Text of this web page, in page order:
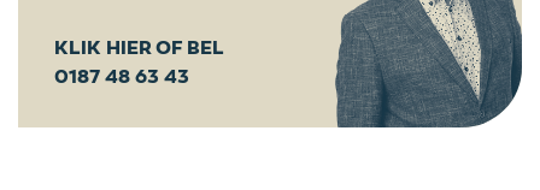
KLIK HIER OF BEL
0187 48 63 43